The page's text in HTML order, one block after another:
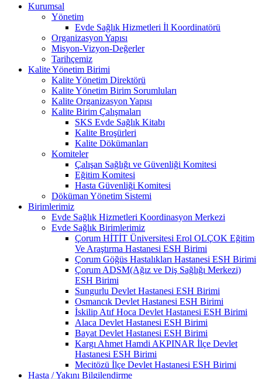
Kurumsal
Yönetim
Evde Sağlık Hizmetleri İl Koordinatörü
Organizasyon Yapısı
Misyon-Vizyon-Değerler
Tarihçemiz
Kalite Yönetim Birimi
Kalite Yönetim Direktörü
Kalite Yönetim Birim Sorumluları
Kalite Organizasyon Yapısı
Kalite Birim Çalışmaları
SKS Evde Sağlık Kitabı
Kalite Broşürleri
Kalite Dökümanları
Komiteler
Çalışan Sağlığı ve Güvenliği Komitesi
Eğitim Komitesi
Hasta Güvenliği Komitesi
Döküman Yönetim Sistemi
Birimlerimiz
Evde Sağlık Hizmetleri Koordinasyon Merkezi
Evde Sağlık Birimlerimiz
Çorum HİTİT Üniversitesi Erol OLÇOK Eğitim
Ve Araştırma Hastanesi ESH Birimi
Çorum Göğüs Hastalıkları Hastanesi ESH Birimi
Çorum ADSM(Ağız ve Diş Sağlığı Merkezi)
ESH Birimi
Sungurlu Devlet Hastanesi ESH Birimi
Osmancık Devlet Hastanesi ESH Birimi
İskilip Atıf Hoca Devlet Hastanesi ESH Birimi
Alaca Devlet Hastanesi ESH Birimi
Bayat Devlet Hastanesi ESH Birimi
Kargı Ahmet Hamdi AKPINAR İlçe Devlet
Hastanesi ESH Birimi
Mecitözü İlçe Devlet Hastanesi ESH Birimi
Hasta / Yakını Bilgilendirme